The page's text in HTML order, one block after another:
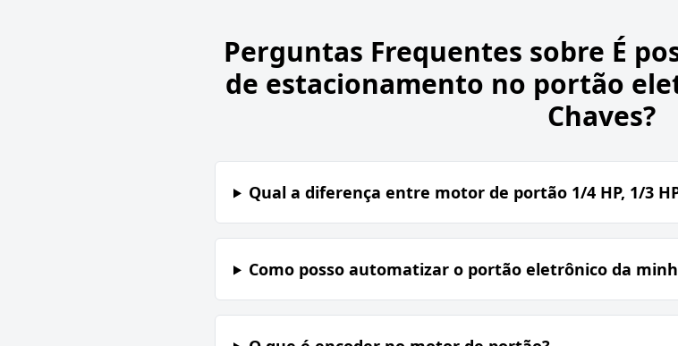
Perguntas Frequentes sobre É
de estacionamento no portão
Chaves?
Qual a diferença entre motor de portão 1/4 HP, 1/3
Como posso automatizar o portão eletrônico da